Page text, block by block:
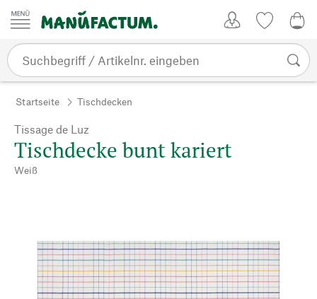
Zum Inhalt springen
Startseite Tischdecken
Tissage de Luz
Tischdecke bunt kariert
Weiß